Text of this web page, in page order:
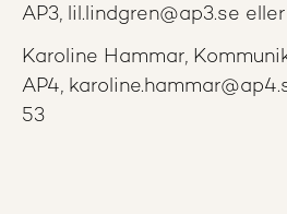
AP3, lil.lindgren@ap3.se
Karoline Hammar,
AP4,
53